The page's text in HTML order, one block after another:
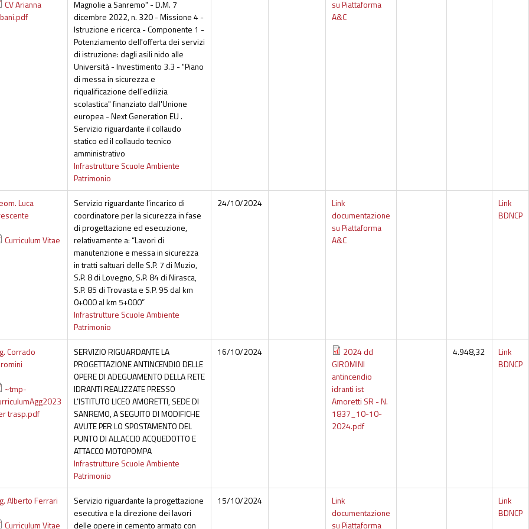
CV Arianna
Magnolie a Sanremo" - D.M. 7
dicembre 2022, n. 320 - Missione 4 -
Istruzione e ricerca - Componente 1 -
Potenziamento dell'offerta dei servizi
di istruzione: dagli asili nido alle
Università - Investimento 3.3 - "Piano
di messa in sicurezza e
riqualificazione dell'edilizia
scolastica" finanziato dall'Unione
europea - Next Generation EU .
Servizio riguardante il collaudo
statico ed il collaudo tecnico
amministrativo
Infrastrutture Scuole Ambiente
Patrimonio
su Piattaforma
A&C
Luca
Curriculum Vitae
Servizio riguardante l’incarico di
coordinatore per la sicurezza in fase
di progettazione ed esecuzione,
relativamente a: “Lavori di
manutenzione e messa in sicurezza
in tratti saltuari delle S.P. 7 di Muzio,
S.P. 8 di Lovegno, S.P. 84 di Nirasca,
S.P. 85 di Trovasta e S.P. 95 dal km
0+000 al km 5+000”
Infrastrutture Scuole Ambiente
Patrimonio
24/10/2024
Link
documentazione
su Piattaforma
A&C
Link
BDNCP
Corrado
~tmp-
trasp.pdf
SERVIZIO RIGUARDANTE LA
PROGETTAZIONE ANTINCENDIO DELLE
OPERE DI ADEGUAMENTO DELLA RETE
IDRANTI REALIZZATE PRESSO
L’ISTITUTO LICEO AMORETTI, SEDE DI
SANREMO, A SEGUITO DI MODIFICHE
AVUTE PER LO SPOSTAMENTO DEL
PUNTO DI ALLACCIO ACQUEDOTTO E
ATTACCO MOTOPOMPA
Infrastrutture Scuole Ambiente
Patrimonio
16/10/2024
2024 dd
GIROMINI
antincendio
idranti ist
Amoretti SR - N.
1837_10-10-
2024.pdf
4.948,32
Link
BDNCP
Alberto Ferrari
Curriculum Vitae
Servizio riguardante la progettazione
esecutiva e la direzione dei lavori
delle opere in cemento armato con
15/10/2024
Link
documentazione
su Piattaforma
Link
BDNCP